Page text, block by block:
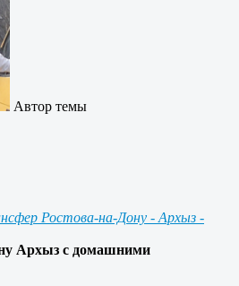
Автор темы
Ростова-на-Дону - Архыз -
Архыз с домашними